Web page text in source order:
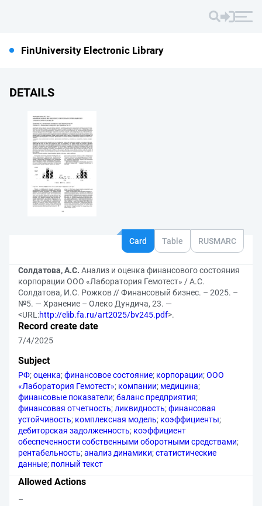
FinUniversity Electronic Library
DETAILS
Card Table RUSMARC
Солдатова, А.С. Анализ и оценка финансового состояния
корпорации ООО «Лаборатория Гемотест» / А.С.
Солдатова, И.С. Рожков // Финансовый бизнес. – 2025. –
№5. — Хранение – Олеко Дундича, 23. —
<URL:http://elib.fa.ru/art2025/bv245.pdf>.
Record create date
7/4/2025
Subject
РФ;оценка;финансовое состояние; корпорации;ООО
«Лаборатория Гемотест»; компании; медицина;
финансовые показатели;баланс предприятия;
финансовая отчетность;ликвидность;финансовая
устойчивость; комплексная модель; коэффициенты;
дебиторская задолженность; коэффициент
обеспеченности собственными оборотными средствами;
рентабельность;анализ динамики;статистические
данные; полный текст
Allowed Actions
–